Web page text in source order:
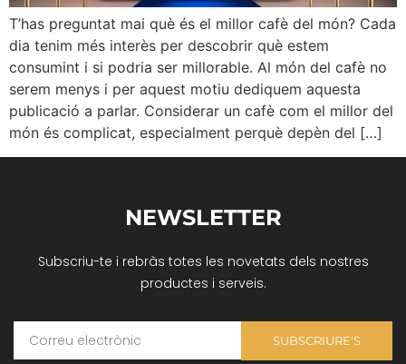
T’has preguntat mai què és el millor cafè del món? Cada
dia tenim més interès per descobrir què estem
consumint i si podria ser millorable. Al món del cafè no
serem menys i per aquest motiu dediquem aquesta
publicació a parlar. Considerar un cafè com el millor del
món és complicat, especialment perquè depèn del […]
NEWSLETTER
Subscriu-te i rebràs totes les novetats dels nostres
productes i serveis.
SUBSCRIURE'S